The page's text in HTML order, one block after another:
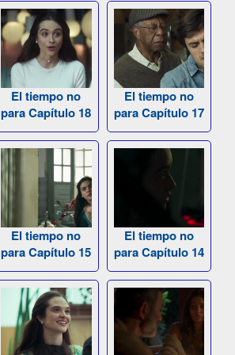
El tiempo no
para Capítulo 18
El tiempo no
para Capítulo 17
El tiempo no
para Capítulo 15
El tiempo no
para Capítulo 14